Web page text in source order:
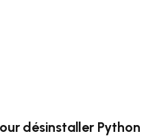
désinstaller Python